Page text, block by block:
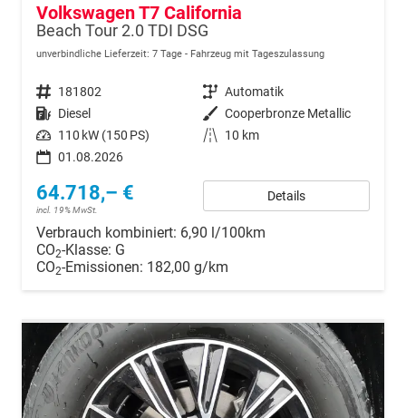
Volkswagen T7 California
Beach Tour 2.0 TDI DSG
unverbindliche Lieferzeit: 7 Tage Fahrzeug mit Tageszulassung
Fahrzeugnr. 181802 Getriebe Automatik
Kraftstoff Diesel Außenfarbe Cooperbronze Metallic
Leistung 110 kW (150 PS) Kilometerstand
10 km
01.08.2026
64.718,– €
incl. 19% MwSt.
Details
Verbrauch kombiniert: 6,90 l/100km
CO2-Klasse: G
CO2-Emissionen: 182,00 g/km